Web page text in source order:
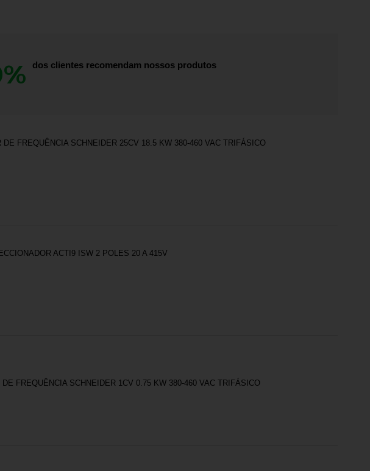
dos clientes recomendam nossos produtos
DE FREQUÊNCIA SCHNEIDER 25CV 18.5 KW 380-460 VAC TRIFÁSICO
ACTI9 ISW 2 POLES 20 A 415V
FREQUÊNCIA SCHNEIDER 1CV 0.75 KW 380-460 VAC TRIFÁSICO